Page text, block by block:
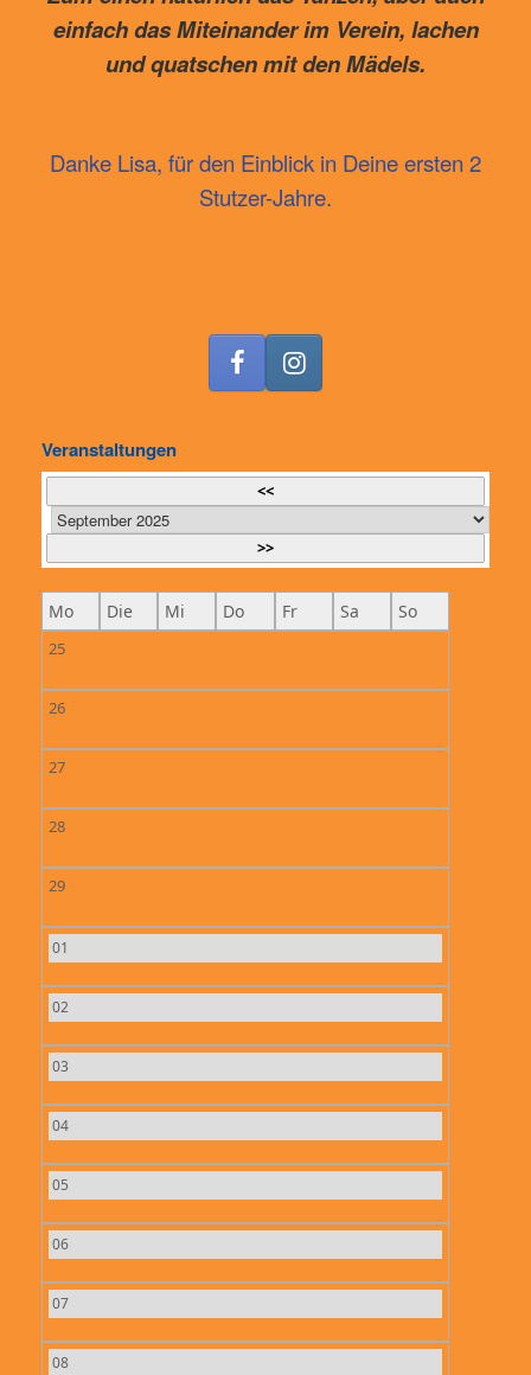
einfach das Miteinander im Verein, lachen
und quatschen mit den Mädels.
Danke Lisa, für den Einblick in Deine ersten 2
Stutzer-Jahre.
Veranstaltungen
<<
>>
Mo Die Mi Do Fr Sa So
25
26
27
28
29
01
02
03
04
05
06
07
08